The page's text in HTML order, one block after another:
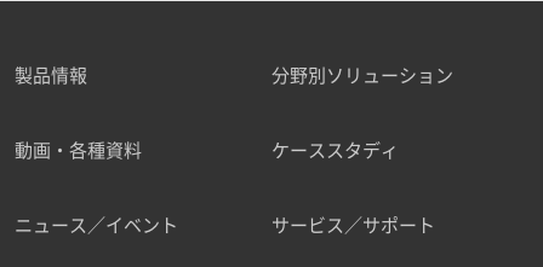
製品情報 分野別ソリューション
動画・各種資料 ケーススタディ
ニュース／イベント サービス／サポート